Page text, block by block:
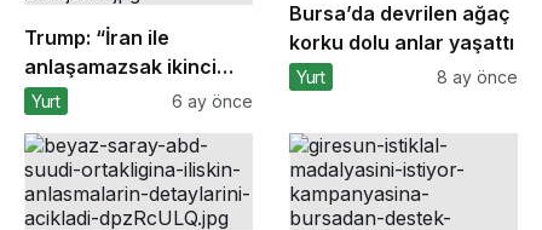
Trump: “İran ile
anlaşamazsak ikinci
aşamaya geçeceğiz”
Yurt 6 ay önce
Bursa’da devrilen ağaç
korku dolu anlar yaşattı
Yurt 8 ay önce